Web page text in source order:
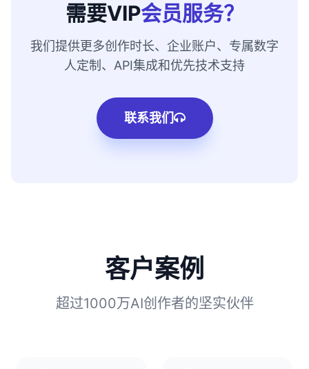
需要VIP会员服务？
我们提供更多创作时长、企业账户、专属数字
人定制、API集成和优先技术支持
联系我们
客户案例
超过1000万AI创作者的坚实伙伴